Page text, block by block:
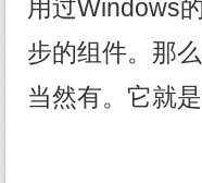
用过Windows
步的组件。那
当然有。它就